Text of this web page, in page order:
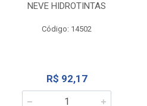
NEVE HIDROTINTAS
Código: 14502
R$ 92,17